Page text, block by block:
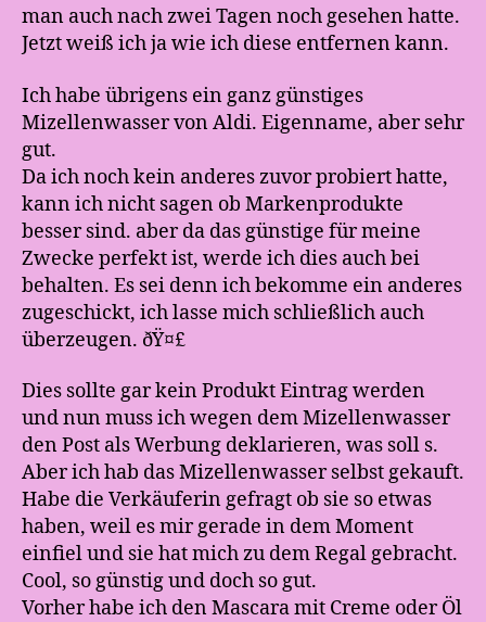
man auch nach zwei Tagen noch gesehen hatte.
Jetzt weiß ich ja wie ich diese entfernen kann.
Ich habe übrigens ein ganz günstiges
Mizellenwasser von Aldi. Eigenname, aber sehr
gut.
Da ich noch kein anderes zuvor probiert hatte,
kann ich nicht sagen ob Markenprodukte
besser sind. aber da das günstige für meine
Zwecke perfekt ist, werde ich dies auch bei
behalten. Es sei denn ich bekomme ein anderes
zugeschickt, ich lasse mich schließlich auch
überzeugen. ðŸ¤£
Dies sollte gar kein Produkt Eintrag werden
und nun muss ich wegen dem Mizellenwasser
den Post als Werbung deklarieren, was soll s.
Aber ich hab das Mizellenwasser selbst gekauft.
Habe die Verkäuferin gefragt ob sie so etwas
haben, weil es mir gerade in dem Moment
einfiel und sie hat mich zu dem Regal gebracht.
Cool, so günstig und doch so gut.
Vorher habe ich den Mascara mit Creme oder Öl